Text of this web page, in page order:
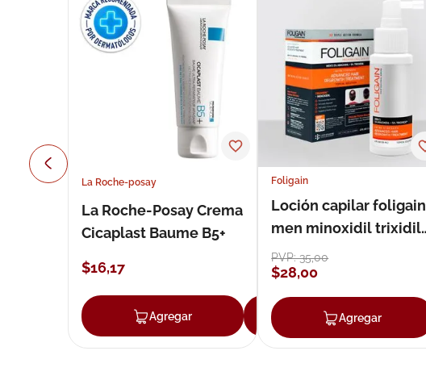
La Roche-posay
La Roche-Posay Crema
Cicaplast Baume B5+
$16,17
Agregar Agregar
Foligain
Loción capilar foligain
men minoxidil trixidil
loción 59 ml
PVP:35,00
$28,00
Agregar